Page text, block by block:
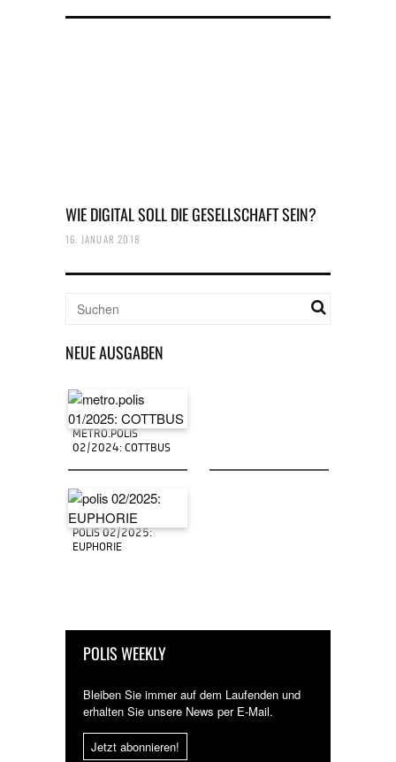
WIE DIGITAL SOLL DIE GESELLSCHAFT SEIN?
16. JANUAR 2018
NEUE AUSGABEN
METRO.POLIS
02/2024: COTTBUS
POLIS 02/2025:
EUPHORIE
POLIS WEEKLY
Bleiben Sie immer auf dem Laufenden und
erhalten Sie unsere News per E-Mail.
Jetzt abonnieren!